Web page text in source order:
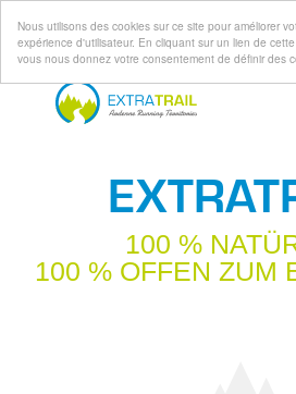
Nous utilisons des cookies sur ce site pour améliorer
expérience d'utilisateur. En cliquant sur un lien de
vous nous donnez votre consentement de définir des
Direkt
100 %
100 % OFFEN ZUM